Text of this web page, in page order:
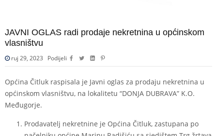
JAVNI OGLAS radi prodaje nekretnina u općinskom
vlasništvu
ruj 29, 2023 Podijeli
Općina Čitluk raspisala je Javni oglas za prodaju nekretnina u
općinskom vlasništvu, na lokalitetu “DONJA DUBRAVA” K.O.
Međugorje.
Prodavatelj nekretnine je Općina Čitluk, zastupana po